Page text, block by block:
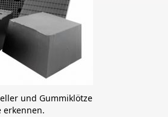
und Gummiklötze
erkennen.